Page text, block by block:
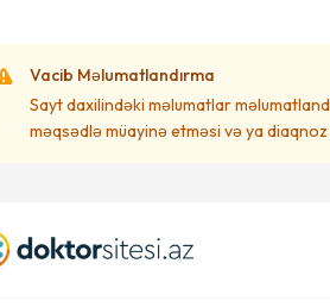
Vacib Məlumatlandırma
Sayt daxilindəki məlumatlar
məqsədlə müayinə etməsi və ya